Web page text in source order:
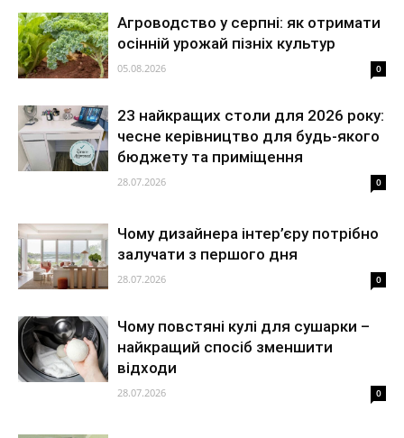
Агроводство у серпні: як отримати
осінній урожай пізніх культур
05.08.2026 0
23 найкращих столи для 2026 року:
чесне керівництво для будь-якого
бюджету та приміщення
28.07.2026 0
Чому дизайнера інтер’єру потрібно
залучати з першого дня
28.07.2026 0
Чому повстяні кулі для сушарки –
найкращий спосіб зменшити
відходи
28.07.2026 0